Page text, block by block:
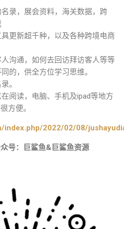
录，展会资料，海关数据，跨
更新超千种，以及各种跨境电商
沟通，如何去回访拜访客人等等
的，供全方位学习思维。
。
阅读，电脑、手机及ipad等地方
方便。
index.php/2022/02/08/
号：巨鲨鱼&巨鲨鱼资源